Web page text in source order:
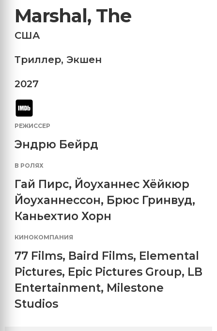
Marshal, The
США
Триллер, Экшен
2027
РЕЖИССЕР
Эндрю Бейрд
В РОЛЯХ
Гай Пирс, Йоуханнес Хёйкюр
Йоуханнессон, Брюс Гринвуд,
Каньехтио Хорн
КИНОКОМПАНИЯ
77 Films, Baird Films, Elemental
Pictures, Epic Pictures Group, LB
Entertainment, Milestone
Studios